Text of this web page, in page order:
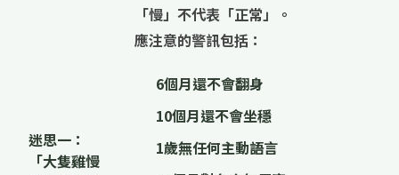
迷思一：
「大隻雞慢
「慢」不代表「正常」
。
應注意的警訊包括：
6個月還不會翻身
10個月還不會坐穩
1歲無任何主動語言